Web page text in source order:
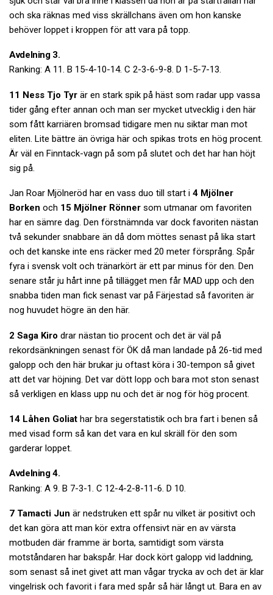
och ska räknas med viss skrällchans även om hon kanske
behöver loppet i kroppen för att vara på topp.
Avdelning 3.
Ranking: A 11. B 15-4-10-14. C 2-3-6-9-8. D 1-5-7-13.
11 Ness Tjo Tyr är en stark spik på häst som radar upp vassa
tider gång efter annan och man ser mycket utvecklig i den här
som fått karriären bromsad tidigare men nu siktar man mot
eliten. Lite bättre än övriga här och spikas trots en hög procent.
Är väl en Finntack-vagn på som på slutet och det har han höjt
sig på.
Jan Roar Mjölneröd har en vass duo till start i 4 Mjölner
Borken och 15 Mjölner Rönner som utmanar om favoriten
har en sämre dag. Den förstnämnda var dock favoriten nästan
två sekunder snabbare än då dom möttes senast på lika start
och det kanske inte ens räcker med 20 meter försprång. Spår
fyra i svensk volt och tränarkört är ett par minus för den. Den
senare står ju hårt inne på tillägget men får MAD upp och den
snabba tiden man fick senast var på Färjestad så favoriten är
nog huvudet högre än den här.
2 Saga Kiro drar nästan tio procent och det är väl på
rekordsänkningen senast för ÖK då man landade på 26-tid med
galopp och den här brukar ju oftast köra i 30-tempon så givet
att det var höjning. Det var dött lopp och bara mot ston senast
så verkligen en klass upp nu och det är nog för hög procent.
14 Låhen Goliat har bra segerstatistik och bra fart i benen så
med visad form så kan det vara en kul skräll för den som
garderar loppet.
Avdelning 4.
Ranking: A 9. B 7-3-1. C 12-4-2-8-11-6. D 10.
7 Tamacti Jun är nedstruken ett spår nu vilket är positivt och
det kan göra att man kör extra offensivt när en av värsta
motbuden där framme är borta, samtidigt som värsta
motståndaren har bakspår. Har dock kört galopp vid laddning,
som senast så inet givet att man vågar trycka av och det är klar
vingelrisk och favorit i fara med spår så här långt ut. Bara en av